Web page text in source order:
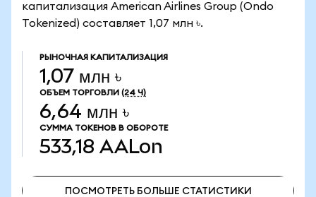
капитализация American Airlines Group (Ondo
Tokenized) составляет 1,07 млн ৳.
РЫНОЧНАЯ КАПИТАЛИЗАЦИЯ
1,07 млн ৳
ОБЪЕМ ТОРГОВЛИ (24 Ч)
6,64 млн ৳
СУММА ТОКЕНОВ В ОБОРОТЕ
533,18 AALon
ПОСМОТРЕТЬ БОЛЬШЕ СТАТИСТИКИ